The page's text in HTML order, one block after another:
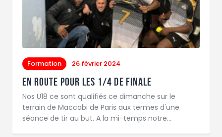
Formation 26 février 2024
En route pour les 1/4 de finale
Nos U18 ce sont qualifiés ce dimanche sur le
terrain de Maccabi de Paris aux termes d'une
séance de tir au but. A la mi-temps notre…